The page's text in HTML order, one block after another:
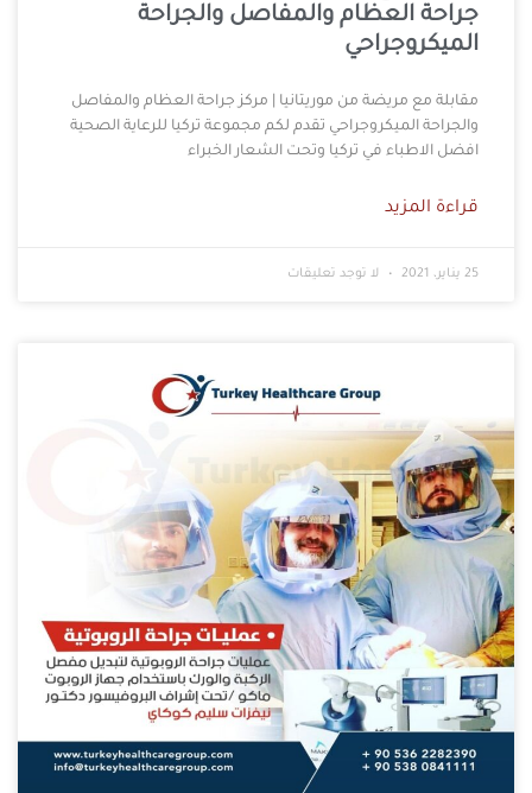
جراحة العظام والمفاصل والجراحة
الميكروجراحي
مقابلة مع مريضة من موريتانيا | مركز جراحة العظام والمفاصل
والجراحة الميكروجراحي تقدم لكم مجموعة تركيا للرعاية الصحية
افضل الاطباء في تركيا وتحت الشعار الخبراء
قراءة المزيد
25 يناير، 2021 لا توجد تعليقات